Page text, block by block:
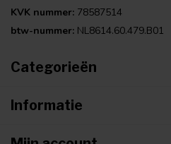
KVK nummer: 78587514
btw-nummer: NL8614.60.479.B01
Categorieën
Informatie